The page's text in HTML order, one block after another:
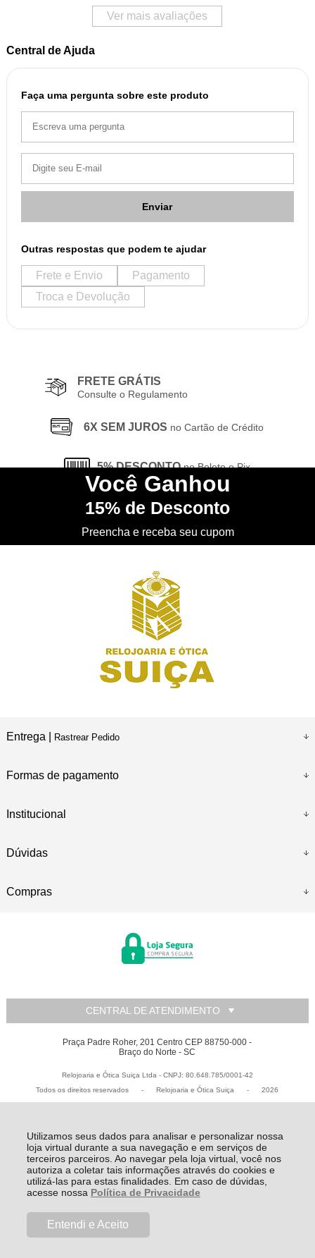
Utilizamos seus dados para analisar e personalizar nossa
loja virtual durante a sua navegação e em serviços de
terceiros parceiros. Ao navegar pela loja virtual, você nos
autoriza a coletar tais informações através do cookies e
utilizá-las para estas finalidades. Em caso de dúvidas,
acesse nossa Política de Privacidade
Entendi e Aceito
Ver mais avaliações
Central de Ajuda
Faça uma pergunta sobre este produto
Enviar
Outras respostas que podem te ajudar
Frete e Envio
Pagamento
Troca e Devolução
FRETE GRÁTIS
Consulte o Regulamento
6X SEM JUROS no Cartão de Crédito
5% DESCONTO no Boleto e Pix
CONHEÇA nossa Loja Física
Você Ganhou
15% de Desconto
Preencha e receba seu cupom
Entrega | Rastrear Pedido
Formas de pagamento
Institucional
Dúvidas
Compras
CENTRAL DE ATENDIMENTO
Praça Padre Roher, 201 Centro CEP 88750-000 -
Braço do Norte - SC
Relojoaria e Ótica Suiça Ltda - CNPJ: 80.648.785/0001-42
Todos os direitos reservados
- Relojoaria e Ótica Suiça - 2026
R$ 386,40